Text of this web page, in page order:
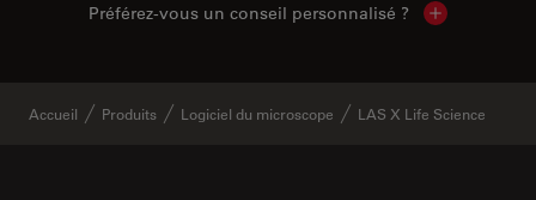
Préférez-vous un conseil personnalisé ? Show local
Accueil Produits Logiciel du microscope LAS X Life Science